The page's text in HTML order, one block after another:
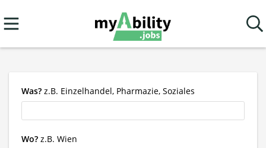
Was? z.B. Einzelhandel, Pharmazie, Soziales
Wo? z.B. Wien